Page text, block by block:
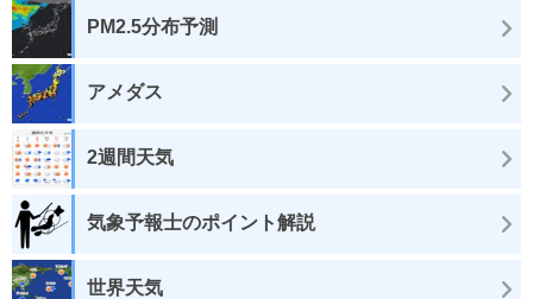
PM2.5分布予測
アメダス
2週間天気
気象予報士のポイント解説
世界天気